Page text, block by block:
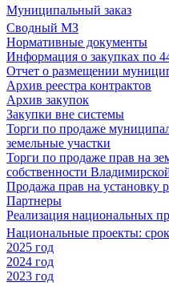
Муниципальный заказ
Сводный МЗ
Нормативные документы
Информация о закупках по
Отчет о размещении
Архив реестра контрактов
Архив закупок
Закупки вне системы
Торги по продаже
земельные участки
Торги по продаже прав на
собственности
Продажа прав на установку
Партнеры
Реализация национальных
Национальные проекты:
2025 год
2024 год
2023 год